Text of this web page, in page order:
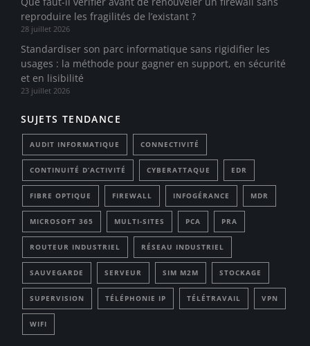
reproduire les fragilités de l’existant ?
28 juillet 2026
Standardiser son parc informatique sans rigidifier les
usages : la méthode pour gagner en support, en sécurité
et en lisibilité
23 juillet 2026
SUJETS TENDANCE
AUDIT INFORMATIQUE CONNECTIVITÉ
CONTINUITÉ D’ACTIVITÉ CYBERATTAQUE EDR
FIBRE OPTIQUE FIREWALL INFOGÉRANCE MDR
MICROSOFT 365 MULTI-SITES PCA PRA
ROUTEUR INDUSTRIEL RÉSEAU INDUSTRIEL
SAUVEGARDE SERVEUR SIM M2M STOCKAGE
SUPERVISION TÉLÉPHONIE IP TÉLÉTRAVAIL VPN
WIFI